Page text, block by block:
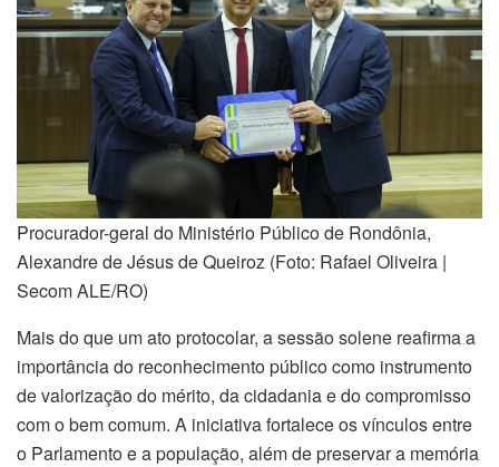
Procurador-geral do Ministério Público de Rondônia,
Alexandre de Jésus de Queiroz (Foto: Rafael Oliveira |
Secom ALE/RO)
Mais do que um ato protocolar, a sessão solene reafirma a
importância do reconhecimento público como instrumento
de valorização do mérito, da cidadania e do compromisso
com o bem comum. A iniciativa fortalece os vínculos entre
o Parlamento e a população, além de preservar a memória